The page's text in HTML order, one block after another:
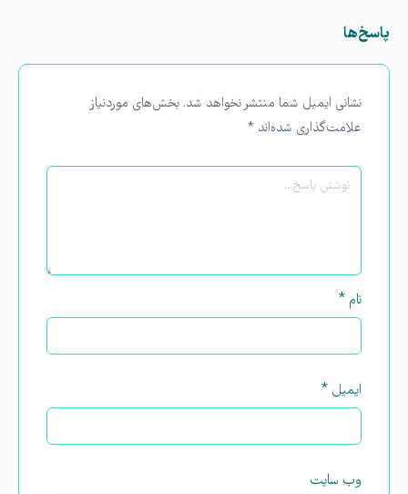
پاسخ‌ها
نشانی ایمیل شما منتشر نخواهد شد. بخش‌های موردنیاز
علامت‌گذاری شده‌اند *
نام *
ایمیل *
وب‌ سایت